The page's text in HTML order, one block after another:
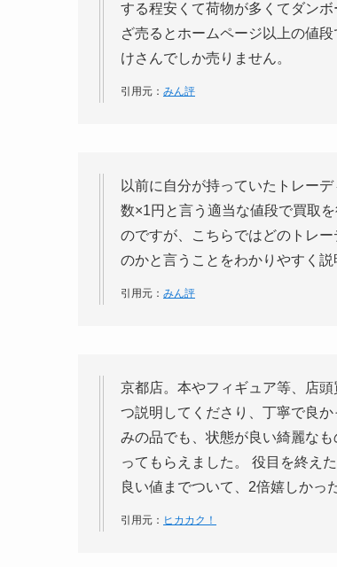
する程安くて荷物が多くてダン
ざ売るとホームページ以上の値
けさんでしか売りません。
引用元： みん評
以前に自分が持っていたトレー
数×1円と言う適当な値段で買取
のですが、こちらではどのトレ
のかと言うことをわかりやすく
引用元： みん評
京都店。本やフィギュア等、店
つ説明してくださり、丁寧で良
みの品でも、状態が良い綺麗な
ってもらえました。 役目を終え
良い値までついて、2倍嬉しかっ
引用元： ヒカカク！